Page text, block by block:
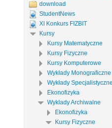
download
StudentNews
XI Konkurs FIZBIT
Kursy
Kursy Matematyczne
Kursy Fizyczne
Kursy Komputerowe
Wykłady Monograficzne
Wykłady Specjalistyczne
Ekonofizyka
Wyklady Archiwalne
Ekonofizyka
Kursy Fizyczne